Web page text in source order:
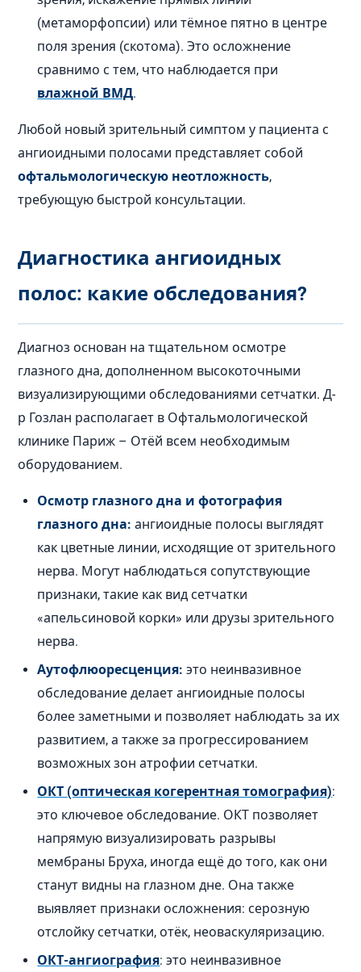
(метаморфопсии) или тёмное пятно в центре
поля зрения (скотома). Это осложнение
сравнимо с тем, что наблюдается при
влажной ВМД.
Любой новый зрительный симптом у пациента с
ангиоидными полосами представляет собой
офтальмологическую неотложность,
требующую быстрой консультации.
Диагностика ангиоидных
полос: какие обследования?
Диагноз основан на тщательном осмотре
глазного дна, дополненном высокоточными
визуализирующими обследованиями сетчатки. Д-
р Гозлан располагает в Офтальмологической
клинике Париж – Отёй всем необходимым
оборудованием.
Осмотр глазного дна и фотография
глазного дна: ангиоидные полосы выглядят
как цветные линии, исходящие от зрительного
нерва. Могут наблюдаться сопутствующие
признаки, такие как вид сетчатки
«апельсиновой корки» или друзы зрительного
нерва.
Аутофлюоресценция: это неинвазивное
обследование делает ангиоидные полосы
более заметными и позволяет наблюдать за их
развитием, а также за прогрессированием
возможных зон атрофии сетчатки.
ОКТ (оптическая когерентная томография):
это ключевое обследование. ОКТ позволяет
напрямую визуализировать разрывы
мембраны Бруха, иногда ещё до того, как они
станут видны на глазном дне. Она также
выявляет признаки осложнения: серозную
отслойку сетчатки, отёк, неоваскуляризацию.
ОКТ-ангиография: это неинвазивное